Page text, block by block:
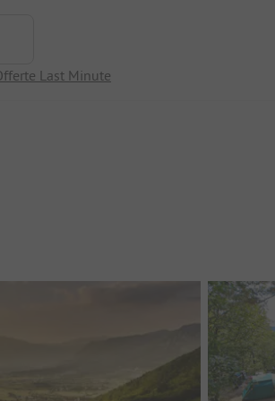
Last Minute